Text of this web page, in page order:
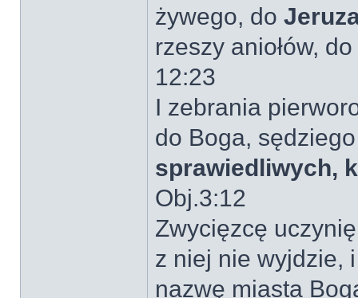
żywego, do
rzeszy aniołów,
12:23
I zebrania
do Boga,
sprawiedliwych,
Obj.3:12
Zwycięzcę
z niej nie wyjdzie,
nazwę miasta